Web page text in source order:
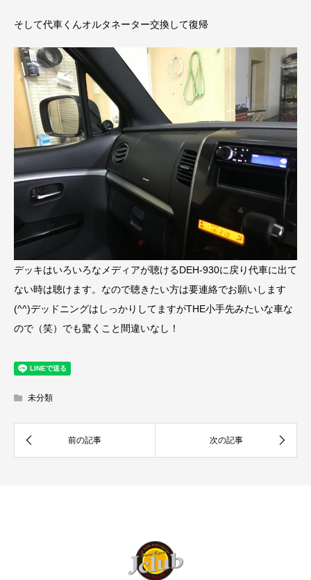
そして代車くんオルタネーター交換して復帰
デッキはいろいろなメディアが聴けるDEH-930に戻り代車に出て
ない時は聴けます。なので聴きたい方は要連絡でお願いします
(^^)デッドニングはしっかりしてますがTHE小手先みたいな車な
ので（笑）でも驚くこと間違いなし！
未分類